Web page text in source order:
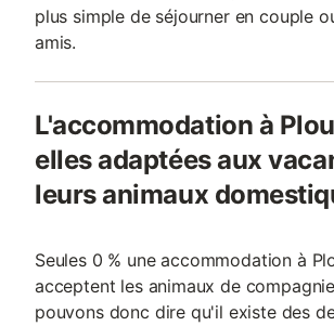
plus simple de séjourner en couple
amis.
L'accommodation à
elles adaptées aux
leurs animaux
Seules 0 % une accommodation à
acceptent les animaux de
pouvons donc dire qu'il existe des